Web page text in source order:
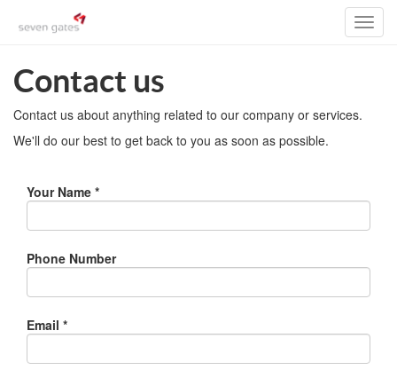
Contact us
Contact us about anything related to our company or services.
We'll do our best to get back to you as soon as possible.
Your Name
Phone Number
Email